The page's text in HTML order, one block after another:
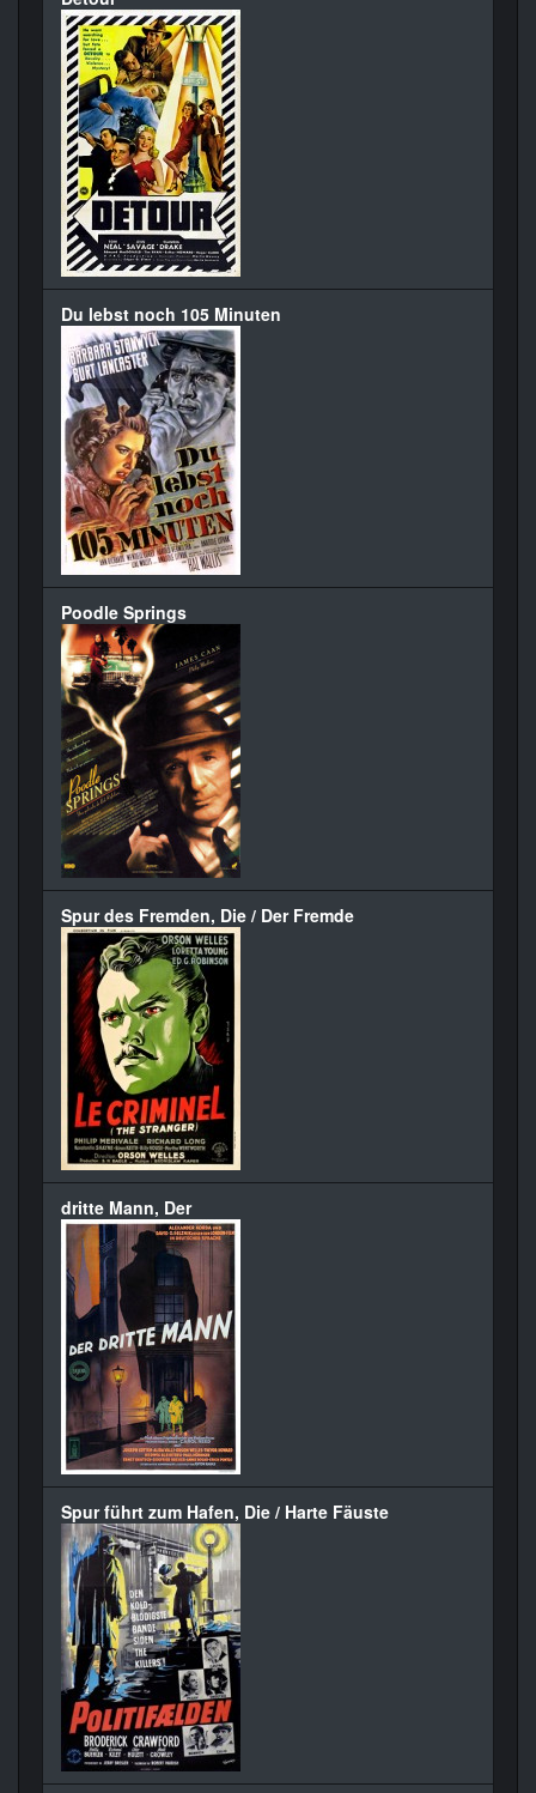
Du lebst noch 105 Minuten
Poodle Springs
Spur des Fremden, Die / Der Fremde
dritte Mann, Der
Spur führt zum Hafen, Die / Harte Fäuste